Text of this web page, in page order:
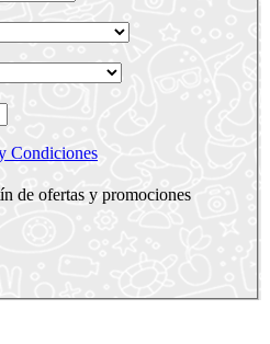
Condiciones
de ofertas y promociones